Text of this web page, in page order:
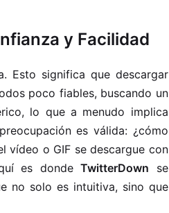
y Facilidad
Esto significa que descargar
poco fiables, buscando un
lo que a menudo implica
es válida: ¿cómo
vídeo o GIF se descargue con
es dondeTwitterDown se
no solo es intuitiva, sino que